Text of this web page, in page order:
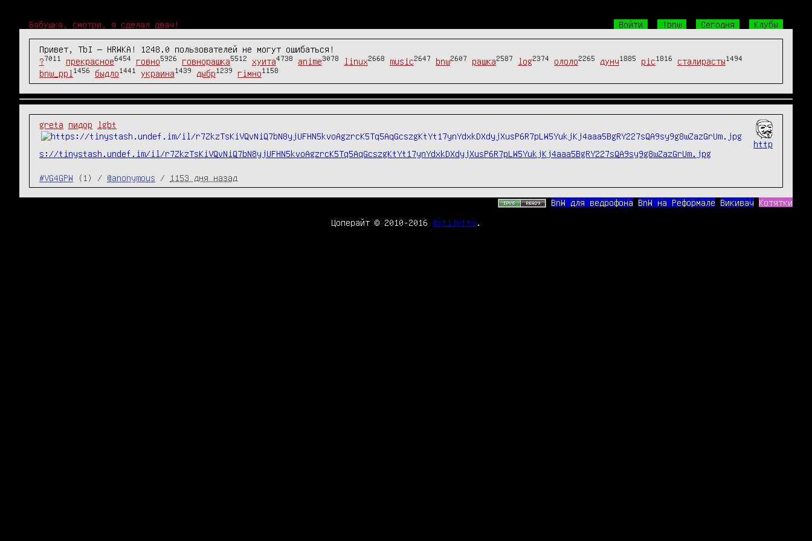
Бабушка, смотри, я сделал двач! Войти !bnw Сегодня Клубы
Привет, TbI — HRWKA! 1248.0 пользователей не могут ошибаться!
?7011 прекрасное6454 говно5926 говнорашка5512 хуита4738 anime3078 linux2668 music2647 bnw2607 рашка2587 log2374 ололо2265 дунч1885 pic1816 сталирасты1494
bnw_ppl 1456 быдло1441 украина1439 дыбр1239 гімно1158
greta пидор
lgbt
http
s://tinystash.undef.im/il/r7ZkzTsKiVQvNiQ7bN8yjUFHN5kvoAgzrcK5Tq5AqGcszgKtYt17ynYdxkDXdyjXusP6R7pLW5YukjKj4aaa5BgRY227sQA9sy9g8wZazGrUm.jpg
#VG4GPW (1) / @anonymous / 1153 дня назад
BnW для ведрофона BnW на Реформале Викивач Котятки
Цоперайт © 2010-2016 @stiletto